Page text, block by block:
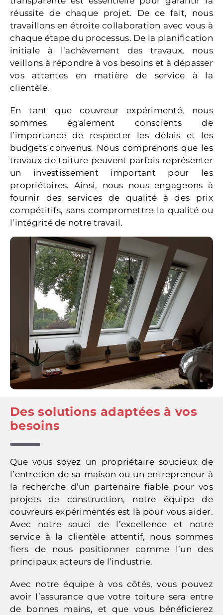
réussite de chaque projet. De ce fait, nous
travaillons en étroite collaboration avec vous à
chaque étape du processus. De la planification
initiale à l’achèvement des travaux, nous
veillons à répondre à vos besoins et à dépasser
vos attentes en matière de service à la
clientèle.
En tant que couvreur expérimenté, nous
sommes également conscients de
l’importance de respecter les délais et les
budgets convenus. Nous comprenons que les
travaux de toiture peuvent parfois représenter
un investissement important pour les
propriétaires. Ainsi, nous nous engageons à
fournir des services de qualité à des prix
compétitifs, sans compromettre la qualité ou
l’intégrité de notre travail.
Des solutions adaptées à vos
besoins
Que vous soyez un propriétaire soucieux de
l’entretien de sa maison ou un entrepreneur à
la recherche d’un partenaire fiable pour vos
projets de construction, notre équipe de
couvreurs expérimentés est là pour vous aider.
Avec notre souci de l’excellence et notre
service à la clientèle attentif, nous sommes
fiers de nous positionner comme l’un des
principaux acteurs de l’industrie.
Avec notre équipe à vos côtés, vous pouvez
avoir l’assurance que votre toiture sera entre
de bonnes mains, et que vous bénéficierez